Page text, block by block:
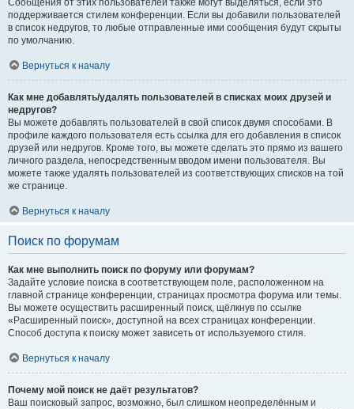
Сообщения от этих пользователей также могут выделяться, если это
поддерживается стилем конференции. Если вы добавили пользователей
в список недругов, то любые отправленные ими сообщения будут скрыты
по умолчанию.
Вернуться к началу
Как мне добавлять/удалять пользователей в списках моих друзей и
недругов?
Вы можете добавлять пользователей в свой список двумя способами. В
профиле каждого пользователя есть ссылка для его добавления в список
друзей или недругов. Кроме того, вы можете сделать это прямо из вашего
личного раздела, непосредственным вводом имени пользователя. Вы
можете также удалять пользователей из соответствующих списков на той
же странице.
Вернуться к началу
Поиск по форумам
Как мне выполнить поиск по форуму или форумам?
Задайте условие поиска в соответствующем поле, расположенном на
главной странице конференции, страницах просмотра форума или темы.
Вы можете осуществить расширенный поиск, щёлкнув по ссылке
«Расширенный поиск», доступной на всех страницах конференции.
Способ доступа к поиску может зависеть от используемого стиля.
Вернуться к началу
Почему мой поиск не даёт результатов?
Ваш поисковый запрос, возможно, был слишком неопределённым и